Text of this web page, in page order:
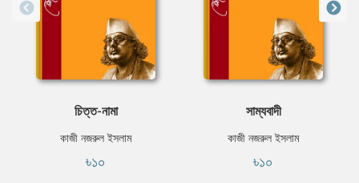
চিত্ত-নামা
কাজী নজরুল ইসলাম
৳১০
সাম্যবাদী
কাজী নজরুল ইসলাম
৳১০